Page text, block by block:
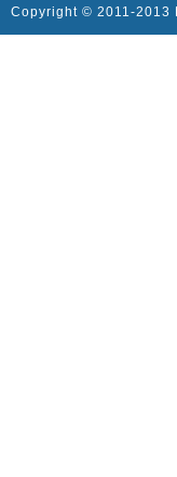
Copyright © 2011-2013